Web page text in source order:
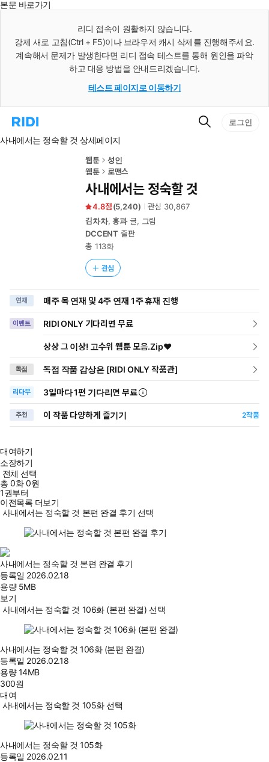
본문 바로가기
리디 접속이 원활하지 않습니다.
강제 새로 고침(Ctrl + F5)이나 브라우저 캐시 삭제를 진행해주세요.
계속해서 문제가 발생한다면 리디 접속 테스트를 통해 원인을 파악
하고 대응 방법을 안내드리겠습니다.
테스트 페이지로 이동하기
리
홈
검
로그인
사내에서는 정숙할 것 상세페이지
웹툰
성인
웹툰
로맨스
사내에서는 정숙할 것
4.8 (5,240) 관심 30,867
김차차,홍과글, 그림
DCCENT 출판
총 113화
관심
연재 매주 목 연재 및 4주 연재 1주 휴재 진행
이벤트 RIDI ONLY 기다리면 무료
상상 그 이상! 고수위 웹툰 모음.Zip♥
독점 독점 작품 감상은 [RIDI ONLY 작품관]
리다무 3일마다1편 기다리면 무료
추천 이 작품 다양하게 즐기기 2작품
대여하기
소장하기
전체 선택
총0화0원
1권부터
이전목록 더보기
사내에서는 정숙할 것 본편 완결 후기 선택
사내에서는 정숙할 것 본편 완결 후기
등록일 2026.02.18
용량 5MB
보기
사내에서는 정숙할 것 106화 (본편 완결) 선택
사내에서는 정숙할 것 106화 (본편 완결)
등록일 2026.02.18
용량14MB
300원
대여
사내에서는 정숙할 것 105화 선택
사내에서는 정숙할 것 105화
등록일 2026.02.11